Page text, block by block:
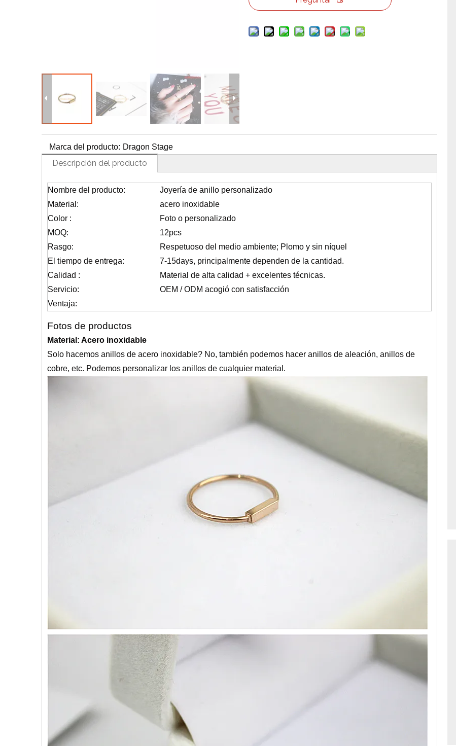
Joyería para eventos de boda
Marca del producto: Dragon Stage
Descripción del producto
Nombre del producto:
Joyería de anillo personalizado
Material:
acero inoxidable
Color :
Foto o personalizado
MOQ:
12pcs
Rasgo:
Respetuoso del medio ambiente; Plomo y sin níquel
El tiempo de entrega:
7-15days, principalmente dependen de la cantidad.
Calidad :
Material de alta calidad + excelentes técnicas.
Servicio:
OEM / ODM acogió con satisfacción
Ventaja:
Fotos de productos
Material: Acero inoxidable
Solo hacemos anillos de acero inoxidable? No, también podemos hacer anillos de aleación, anillos de
cobre, etc. Podemos personalizar los anillos de cualquier material.